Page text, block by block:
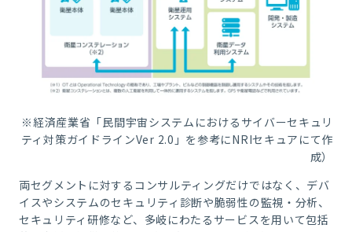
※経済産業省「民間宇宙システムにおけるサイバーセキュリ
ティ対策ガイドラインVer 2.0」を参考にNRIセキュアにて作
成）
両セグメントに対するコンサルティングだけではなく、デバ
イスやシステムのセキュリティ診断や脆弱性の監視・分析、
セキュリティ研修など、多岐にわたるサービスを用いて包括